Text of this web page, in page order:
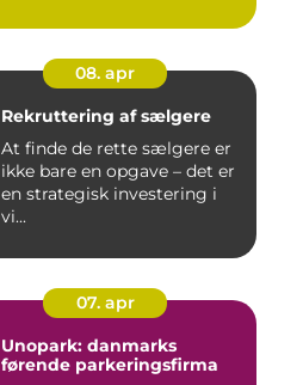
08. apr
Rekruttering af sælgere
At finde de rette sælgere er
ikke bare en opgave – det er
en strategisk investering i
vi...
07. apr
Unopark: danmarks
førende parkeringsfirma